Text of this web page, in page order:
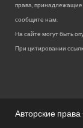
права,
сообщите нам.
На сайте могут быть
При цитировании
Авторские